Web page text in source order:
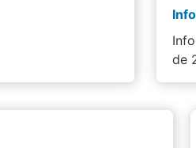
de